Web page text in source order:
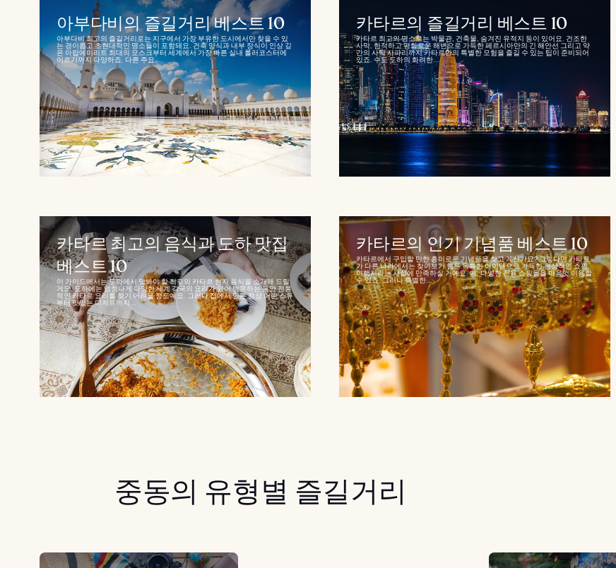
아부다비의 즐길거리 베스트 10
아부다비 최고의 즐길거리로는 지구에서 가장 부유한 도시에서만 찾을 수 있
는 경이롭고 초현대적인 명소들이 포함돼요. 건축 양식과 내부 장식이 인상 깊
은 아랍에미리트 최대의 모스크부터 세계에서 가장 빠른 실내 롤러코스터에
이르기까지 다양하죠. 다른 주요...
카타르의 즐길거리 베스트 10
카타르 최고의 명소로는 박물관, 건축물, 숨겨진 유적지 등이 있어요. 건조한
사막, 한적하고 평화로운 해변으로 가득한 페르시아만의 긴 해안선 그리고 약
간의 사막 사파리까지 카타르만의 특별한 모험을 즐길 수 있는 팁이 준비되어
있죠. 수도 도하의 화려한...
카타르 최고의 음식과 도하 맛집
베스트 10
이 가이드에서는 도하에서 맛봐야 할 최고의 카타르 현지 음식을 소개해 드릴
게요. 도하에는 엄청나게 다양한 세계 각국의 요리가 있어 방문하는 동안 전통
적인 카타르 요리를 찾기 어려울 정도예요. 그러나 집에서 만든 정성 어린 스튜
부터 맛있는 디저트까지...
카타르의 인기 기념품 베스트 10
카타르에서 구입할 만한 흥미로운 기념품을 찾고 계신가요? 그렇다면 카타르
가 다른 나라에서는 찾아보기 힘든 독특한 아이템으로 가득한 환상적인 쇼핑
여행지라는 사실에 만족하실 거예요. 예, 다양한 전용 쇼핑몰을 마음껏 이용할
수 있죠. 그러나 특별한...
중동의 유형별 즐길거리